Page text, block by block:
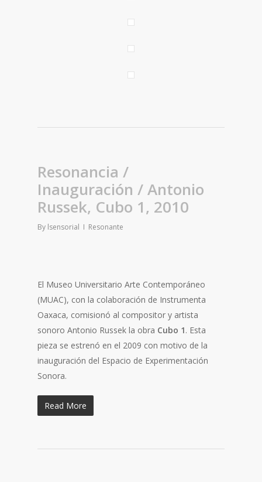
Resonancia /
Inauguración / Antonio
Russek, Cubo 1, 2010
By lsensorial Resonante
El Museo Universitario Arte Contemporáneo
(MUAC), con la colaboración de Instrumenta
Oaxaca, comisionó al compositor y artista
sonoro Antonio Russek la obra Cubo 1. Esta
pieza se estrenó en el 2009 con motivo de la
inauguración del Espacio de Experimentación
Sonora.
Read More